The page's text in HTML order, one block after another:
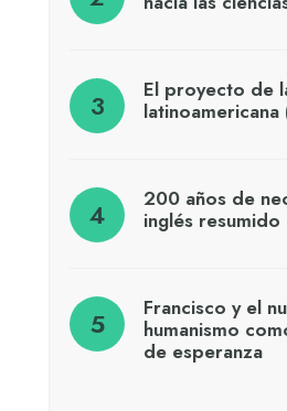
El proyecto de
200 años de
inglés
Francisco y el
humanismo
de esperanza